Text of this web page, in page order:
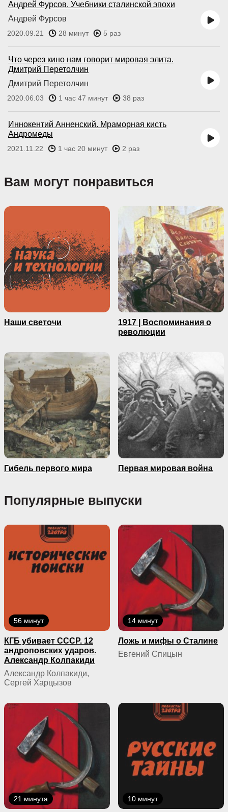
Андрей Фурсов. Учебники сталинской эпохи
Андрей Фурсов
2020.09.21 28 минут 5 раз
Что через кино нам говорит мировая элита.
Дмитрий Перетолчин
Дмитрий Перетолчин
2020.06.03 1 час 47 минут 38 раз
Иннокентий Анненский. Мраморная кисть
Андромеды
2021.11.22 1 час 20 минут 2 раз
Вам могут понравиться
Наши светочи
1917 | Воспоминания о
революции
Гибель первого мира Первая мировая война
Популярные выпуски
56 минут
КГБ yбивaeт СССР. 12
андроповских ударов.
Александр Колпакиди
Александр Колпакиди,
Сергей Харцызов
14 минут
Ложь и мифы о Сталине
Евгений Спицын
21 минута 10 минут